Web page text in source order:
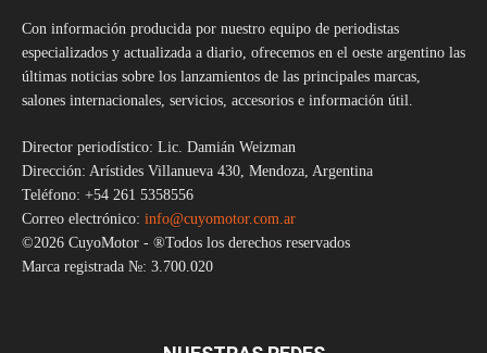
Con información producida por nuestro equipo de periodistas
especializados y actualizada a diario, ofrecemos en el oeste argentino las
últimas noticias sobre los lanzamientos de las principales marcas,
salones internacionales, servicios, accesorios e información útil.
Director periodístico: Lic. Damián Weizman
Dirección: Arístides Villanueva 430, Mendoza, Argentina
Teléfono: +54 261 5358556
Correo electrónico: info@cuyomotor.com.ar
©2026 CuyoMotor - ®Todos los derechos reservados
Marca registrada №: 3.700.020